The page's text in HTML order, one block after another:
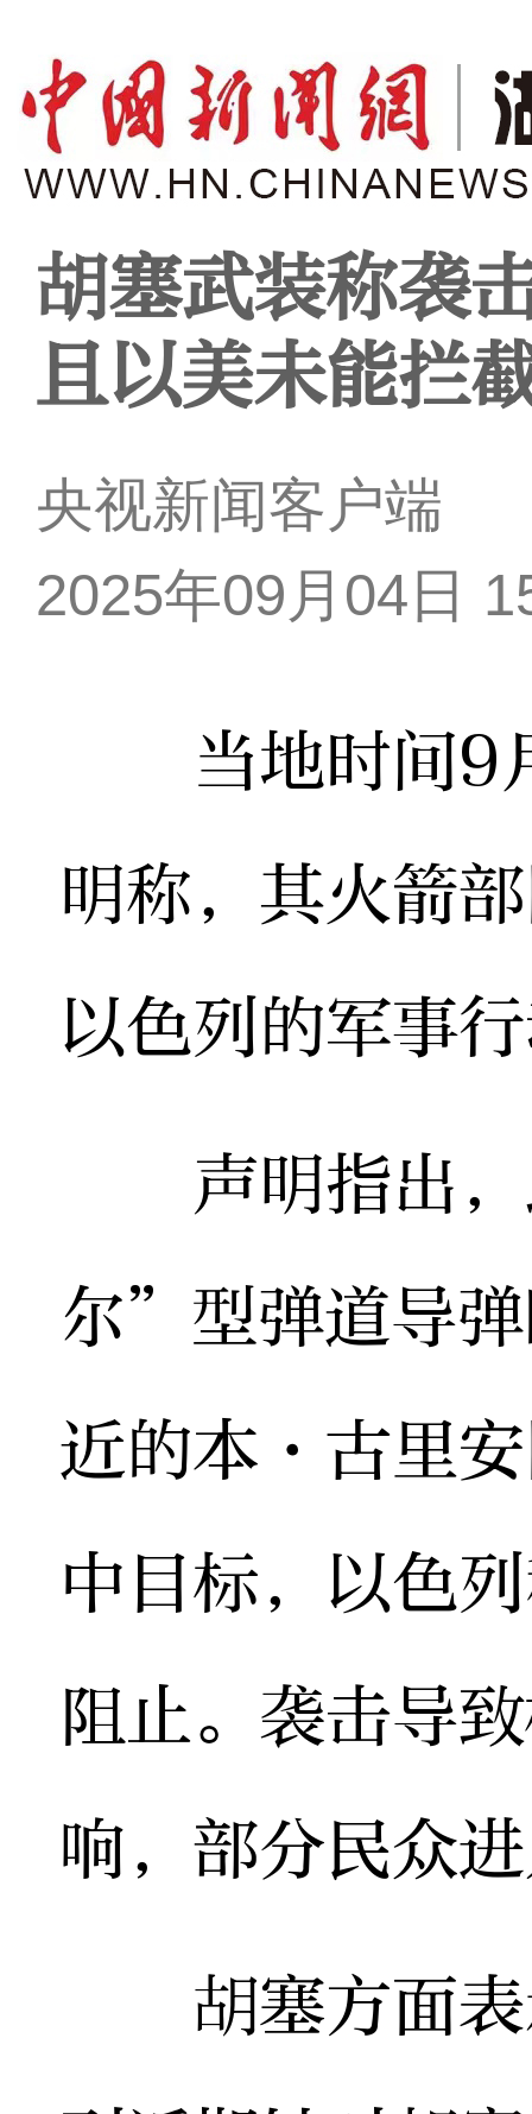
胡塞武装称袭
且以美未能拦
央视新闻客户端
2025年09月04日
当地时间9
明称，其火箭
以色列的军事
声明指出，
尔”型弹道导
近的本·古里
中目标，以色
阻止。袭击导
响，部分民众
胡塞方面表